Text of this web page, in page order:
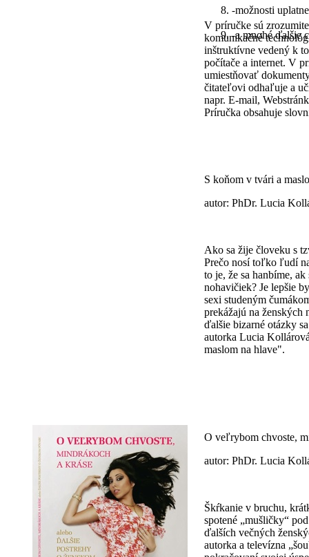
V príručke sú
komunikačné
inštruktívne vedený k
počítače a internet. V
umiestňovať
čitateľovi odhaľuje a
napr. E-mail,
Príručka obsahuje
S koňom v tvári a
autor: PhDr. Lucia
Ako sa žije človeku s
Prečo nosí toľko ľudí
to je, že sa hanbíme,
nohavičiek? Je lepšie
sexi studeným
prekážajú na ženských
ďalšie bizarné otázky
autorka Lucia
maslom na hlave".
O veľrybom chvoste,
autor: PhDr. Lucia
Škŕkanie v bruchu,
spotené „mušličky“
ďalších večných
autorka a televízna
-možnosti
-a mnohé ďalšie